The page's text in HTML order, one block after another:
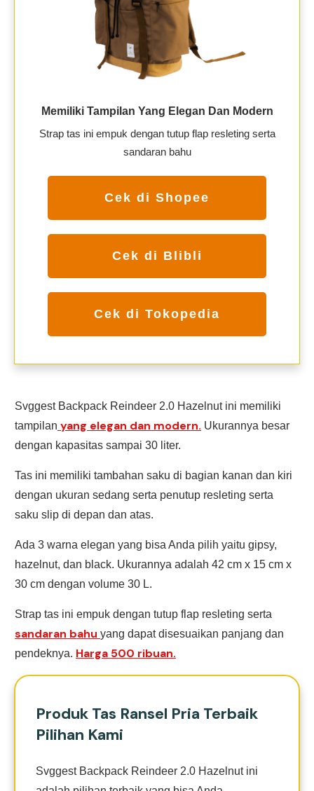
Memiliki Tampilan Yang Elegan Dan Modern
Strap tas ini empuk dengan tutup flap resleting serta
sandaran bahu
Cek di Shopee
Cek di Blibli
Cek di Tokopedia
Svggest Backpack Reindeer 2.0 Hazelnut ini memiliki
tampilan yang elegan dan modern. Ukurannya besar
dengan kapasitas sampai 30 liter.
Tas ini memiliki tambahan saku di bagian kanan dan kiri
dengan ukuran sedang serta penutup resleting serta
saku slip di depan dan atas.
Ada 3 warna elegan yang bisa Anda pilih yaitu gipsy,
hazelnut, dan black. Ukurannya adalah 42 cm x 15 cm x
30 cm dengan volume 30 L.
Strap tas ini empuk dengan tutup flap resleting serta
sandaran bahu yang dapat disesuaikan panjang dan
pendeknya. Harga 500 ribuan.
Produk Tas Ransel Pria Terbaik
Pilihan Kami
Svggest Backpack Reindeer 2.0 Hazelnut ini